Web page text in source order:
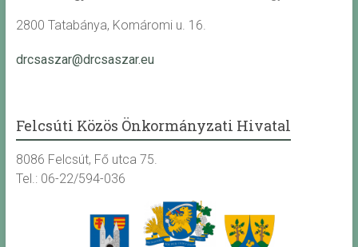
2800 Tatabánya, Komáromi u. 16.
drcsaszar@drcsaszar.eu
Felcsúti Közös Önkormányzati Hivatal
8086 Felcsút, Fő utca 75.
Tel.: 06-22/594-036